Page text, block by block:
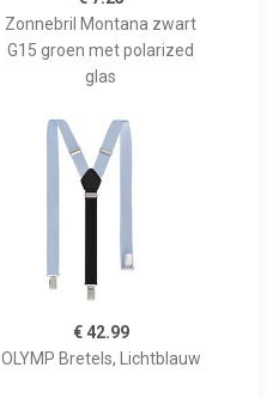
Zonnebril Montana zwart
G15 groen met polarized
glas
€ 42.99
OLYMP Bretels, Lichtblauw